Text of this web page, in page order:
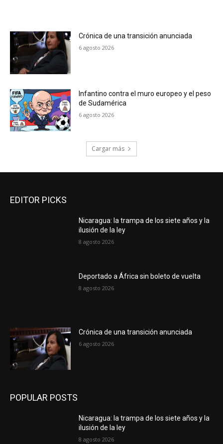
Crónica de una transición anunciada
6 agosto 2026
Infantino contra el muro europeo y el peso
de Sudamérica
6 agosto 2026
Cargar más
EDITOR PICKS
Nicaragua: la trampa de los siete años y la
ilusión de la ley
8 agosto 2026
Deportado a África sin boleto de vuelta
8 agosto 2026
Crónica de una transición anunciada
6 agosto 2026
POPULAR POSTS
Nicaragua: la trampa de los siete años y la
ilusión de la ley
8 agosto 2026